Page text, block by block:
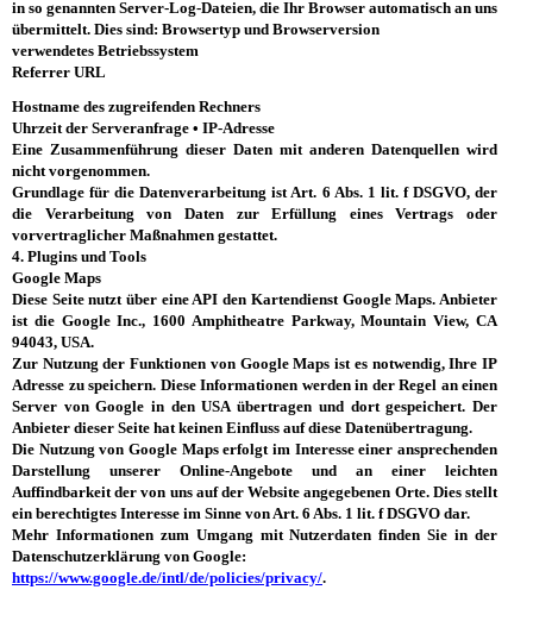
in so genannten Server-Log-Dateien, die Ihr Browser automatisch an uns
übermittelt. Dies sind: Browsertyp und Browserversion
verwendetes Betriebssystem
Referrer URL
Hostname des zugreifenden Rechners
Uhrzeit der Serveranfrage • IP-Adresse
Eine Zusammenführung dieser Daten mit anderen Datenquellen wird
nicht vorgenommen.
Grundlage für die Datenverarbeitung ist Art. 6 Abs. 1 lit. f DSGVO, der
die Verarbeitung von Daten zur Erfüllung eines Vertrags oder
vorvertraglicher Maßnahmen gestattet.
4. Plugins und Tools
Google Maps
Diese Seite nutzt über eine API den Kartendienst Google Maps. Anbieter
ist die Google Inc., 1600 Amphitheatre Parkway, Mountain View, CA
94043, USA.
Zur Nutzung der Funktionen von Google Maps ist es notwendig, Ihre IP
Adresse zu speichern. Diese Informationen werden in der Regel an einen
Server von Google in den USA übertragen und dort gespeichert. Der
Anbieter dieser Seite hat keinen Einfluss auf diese Datenübertragung.
Die Nutzung von Google Maps erfolgt im Interesse einer ansprechenden
Darstellung unserer Online-Angebote und an einer leichten
Auffindbarkeit der von uns auf der Website angegebenen Orte. Dies stellt
ein berechtigtes Interesse im Sinne von Art. 6 Abs. 1 lit. f DSGVO dar.
Mehr Informationen zum Umgang mit Nutzerdaten finden Sie in der
Datenschutzerklärung von Google:
https://www.google.de/intl/de/policies/privacy/.